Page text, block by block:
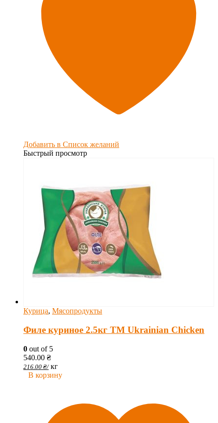
Добавить в Список желаний
Быстрый просмотр
Курица, Мясопродукты
Филе куриное 2.5кг ТМ Ukrainian Chicken
0 out of 5
540.00 ₴
216.00 ₴/ кг
В корзину